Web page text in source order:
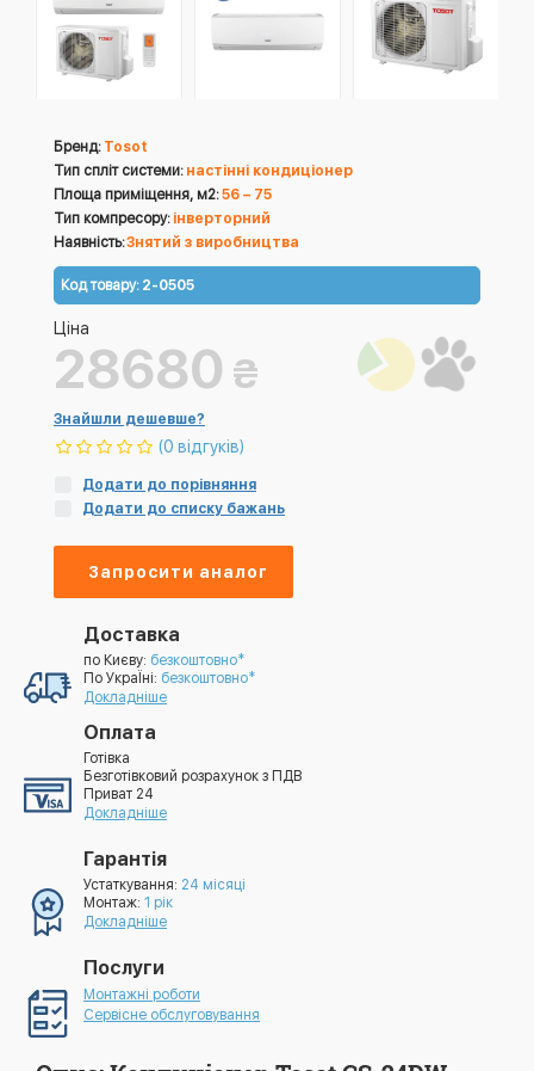
Бренд: Tosot
Тип спліт системи: настінні кондиціонер
Площа приміщення, м2:56 – 75
Тип компресору: інверторний
Наявність:Знятий з виробництва
Код товару: 2-0505
Ціна
28680 ₴
Знайшли дешевше?
(0 відгуків)
Додати до порівняння
Додати до списку бажань
Запросити аналог
Доставка
по Києву: безкоштовно*
По УкраЇні: безкоштовно*
Докладніше
Оплата
Готівка
Безготівковий розрахунок з ПДВ
Приват 24
Докладніше
Гарантія
Устаткування: 24 місяці
Монтаж: 1 рік
Докладніше
Послуги
Монтажні роботи
Сервісне обслуговування